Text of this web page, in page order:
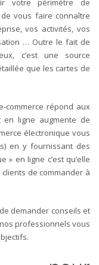
votre périmètre de
vous faire connaître
vos activités, vos
… Outre le fait de
c’est une source
que les cartes de
commerce répond aux
en ligne augmente de
électronique vous
en y fournissant des
» en ligne c’est qu’elle
de commander à
demander conseils et
professionnels vous